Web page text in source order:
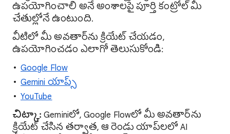
ఉపయోగించాలి అనే అంశాలపై పూర్తి కంట్రోల్ మీ
చేతుల్లోనే ఉంటుంది.
వీటిలో మీ అవతార్‌ను క్రియేట్ చేయడం,
ఉపయోగించడం ఎలాగో తెలుసుకోండి:
Google Flow
Gemini యాప్స్
YouTube
చిట్కా: Geminiలో, Google Flowలో మీ అవతార్‌ను
క్రియేట్ చేసిన తర్వాత, ఆ రెండు యాప్‌లలో AI